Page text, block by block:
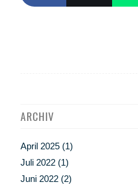
ARCHIV
April 2025(1)
Juli 2022(1)
Juni 2022(2)